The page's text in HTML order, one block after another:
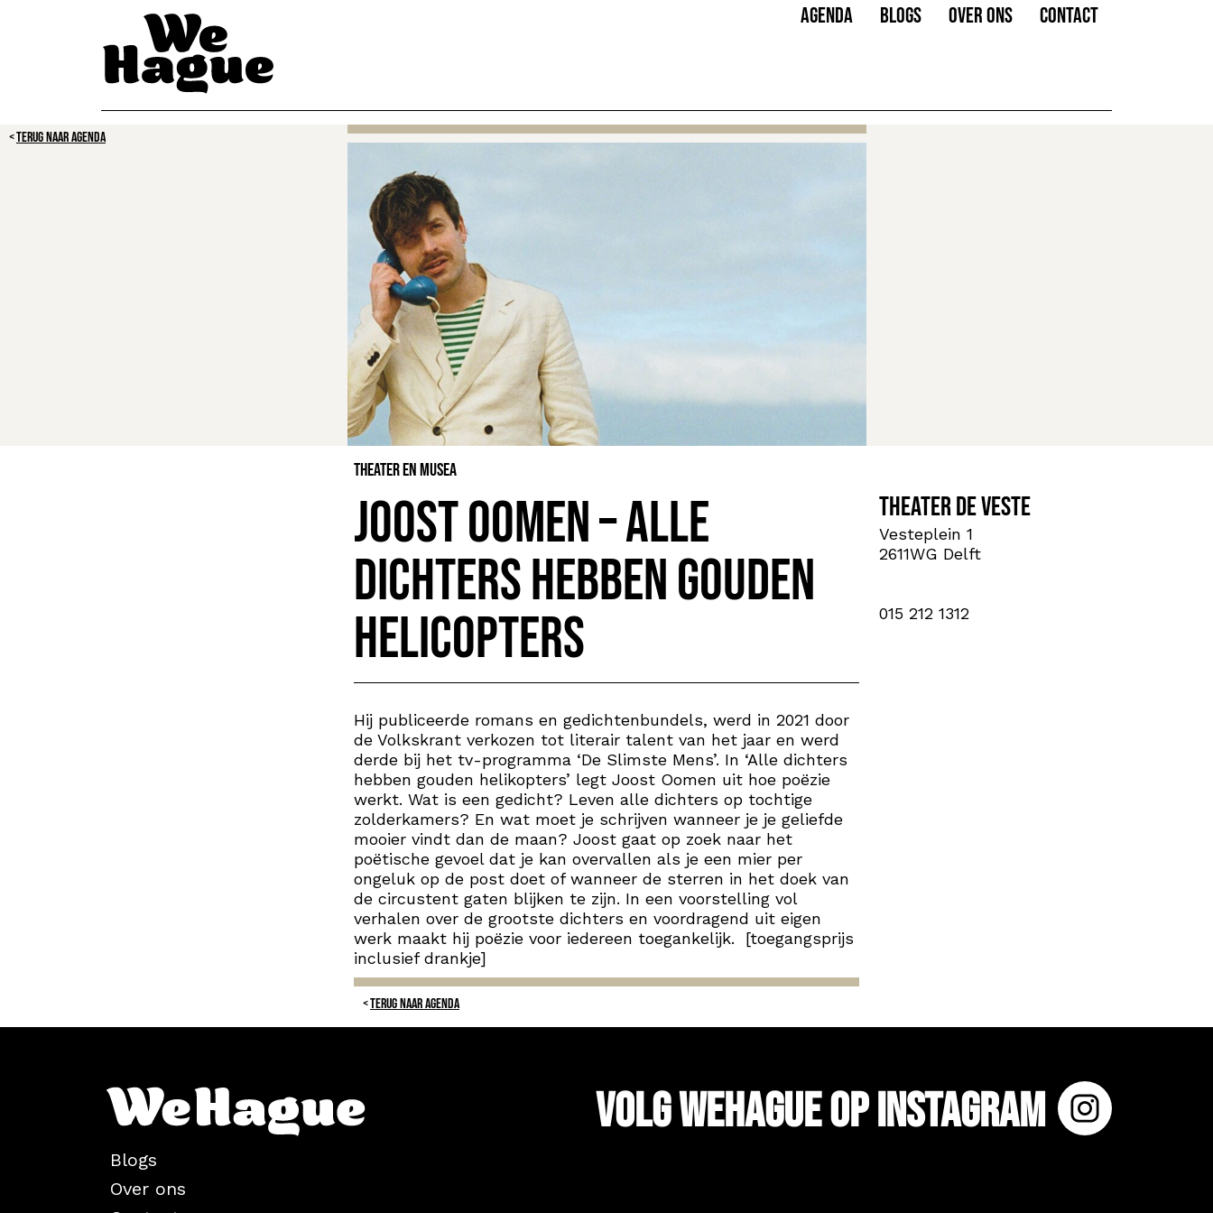
AGENDA BLOGS OVER ONS CONTACT
TERUG NAAR AGENDA
Theater en Musea
Joost Oomen – Alle
dichters hebben gouden
helicopters
Hij publiceerde romans en gedichtenbundels, werd in 2021 door
de Volkskrant verkozen tot literair talent van het jaar en werd
derde bij het tv-programma ‘De Slimste Mens’. In ‘Alle dichters
hebben gouden helikopters’ legt Joost Oomen uit hoe poëzie
werkt. Wat is een gedicht? Leven alle dichters op tochtige
zolderkamers? En wat moet je schrijven wanneer je je geliefde
mooier vindt dan de maan? Joost gaat op zoek naar het
poëtische gevoel dat je kan overvallen als je een mier per
ongeluk op de post doet of wanneer de sterren in het doek van
de circustent gaten blijken te zijn. In een voorstelling vol
verhalen over de grootste dichters en voordragend uit eigen
werk maakt hij poëzie voor iedereen toegankelijk. [toegangsprijs
inclusief drankje]
TERUG NAAR AGENDA
Theater de Veste
Vesteplein 1
2611WG Delft
015 212 1312
Blogs
Over ons
Volg WeHague op Instagram